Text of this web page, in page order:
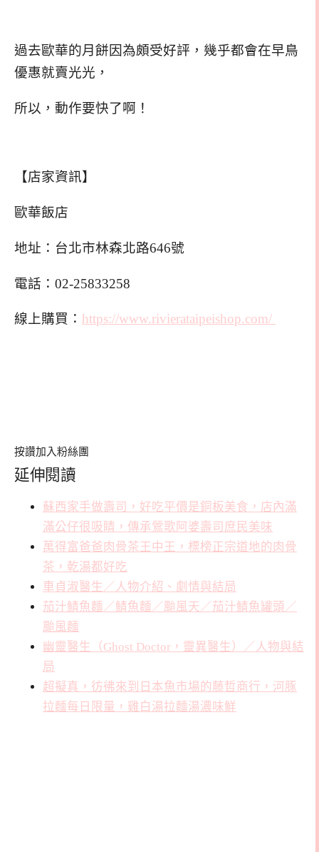
過去歐華的月餅因為頗受好評，幾乎都會在早鳥
優惠就賣光光，
所以，動作要快了啊！
【店家資訊】
歐華飯店
地址：台北市林森北路646號
電話：02-25833258
線上購買： https://www.rivierataipeishop.com/
按讚加入粉絲團
延伸閱讀
蘇西家手做壽司，好吃平價是銅板美食，店內滿
滿公仔很吸睛，傳承鶯歌阿婆壽司庶民美味
萬得富爸爸肉骨茶王中王，標榜正宗道地的肉骨
茶，乾湯都好吃
車貞淑醫生／人物介紹、劇情與結局
茄汁鯖魚麵／鯖魚麵／颱風天／茄汁鯖魚罐頭／
颱風麵
幽靈醫生（Ghost Doctor，靈異醫生）／人物與結
局
超擬真，彷彿來到日本魚市場的藤哲商行，河豚
拉麵每日限量，雞白湯拉麵湯濃味鮮